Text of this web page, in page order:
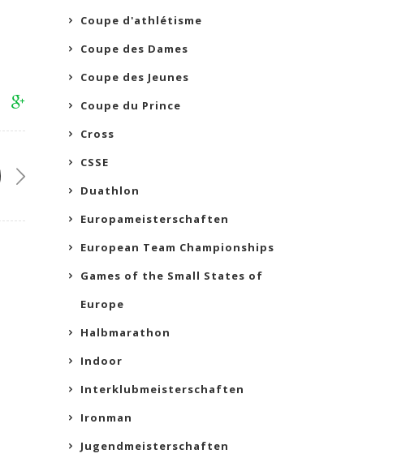
Coupe d'athlétisme
Coupe des Dames
Coupe des Jeunes
Coupe du Prince
Cross
CSSE
Duathlon
Europameisterschaften
European Team Championships
Games of the Small States of
Europe
Halbmarathon
Indoor
Interklubmeisterschaften
Ironman
Jugendmeisterschaften